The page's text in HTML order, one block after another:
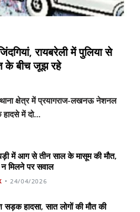
रायबरेली में पुलिया से
के बीच जूझ रहे
क्षेत्र में प्रयागराज-लखनऊ नेशनल
हादसे में दो…
में आग से तीन साल के मासूम की मौत,
मिलने पर सवाल
24/04/2026
सड़क हादसा, सात लोगों की मौत की